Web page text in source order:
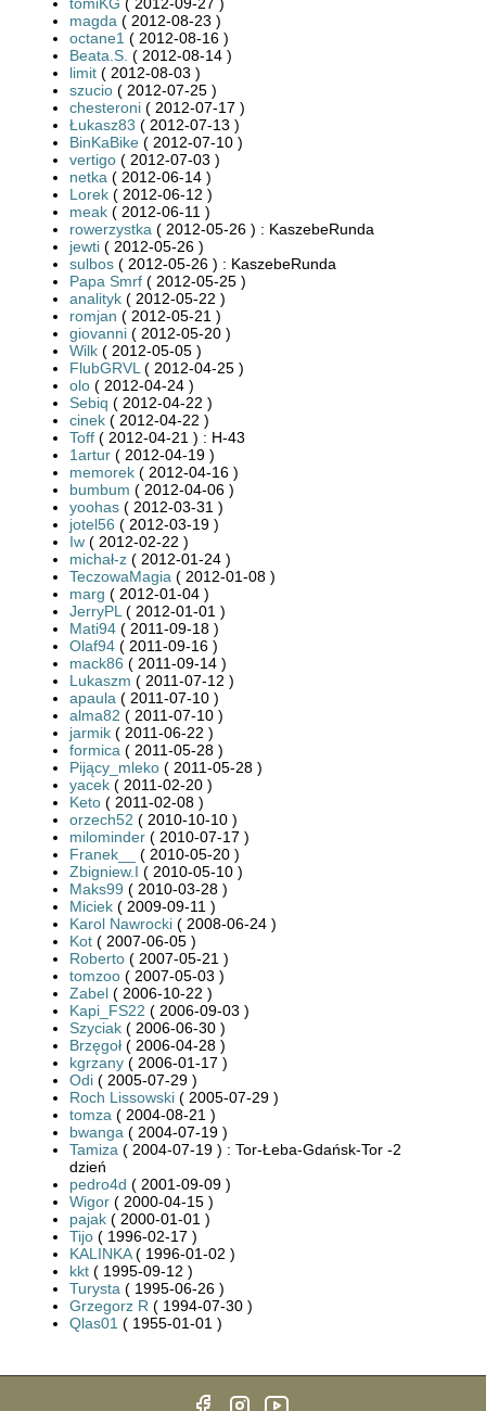
magda ( 2012-08-23 )
octane1 ( 2012-08-16 )
Beata.S. ( 2012-08-14 )
limit ( 2012-08-03 )
szucio ( 2012-07-25 )
chesteroni ( 2012-07-17 )
Łukasz83 ( 2012-07-13 )
BinKaBike ( 2012-07-10 )
vertigo ( 2012-07-03 )
netka ( 2012-06-14 )
Lorek ( 2012-06-12 )
meak ( 2012-06-11 )
rowerzystka ( 2012-05-26 ) : KaszebeRunda
jewti ( 2012-05-26 )
sulbos ( 2012-05-26 ) : KaszebeRunda
Papa Smrf ( 2012-05-25 )
analityk ( 2012-05-22 )
romjan ( 2012-05-21 )
giovanni ( 2012-05-20 )
Wilk ( 2012-05-05 )
FlubGRVL ( 2012-04-25 )
olo ( 2012-04-24 )
Sebiq ( 2012-04-22 )
cinek ( 2012-04-22 )
Toff ( 2012-04-21 ) : H-43
1artur ( 2012-04-19 )
memorek ( 2012-04-16 )
bumbum ( 2012-04-06 )
yoohas ( 2012-03-31 )
jotel56 ( 2012-03-19 )
Iw ( 2012-02-22 )
michał-z ( 2012-01-24 )
TeczowaMagia ( 2012-01-08 )
marg ( 2012-01-04 )
JerryPL ( 2012-01-01 )
Mati94 ( 2011-09-18 )
Olaf94 ( 2011-09-16 )
mack86 ( 2011-09-14 )
Lukaszm ( 2011-07-12 )
apaula ( 2011-07-10 )
alma82 ( 2011-07-10 )
jarmik ( 2011-06-22 )
formica ( 2011-05-28 )
Pijący_mleko ( 2011-05-28 )
yacek ( 2011-02-20 )
Keto ( 2011-02-08 )
orzech52 ( 2010-10-10 )
milominder ( 2010-07-17 )
Franek__
( 2010-05-20 )
Zbigniew.I ( 2010-05-10 )
Maks99 ( 2010-03-28 )
Miciek ( 2009-09-11 )
Karol Nawrocki ( 2008-06-24 )
Kot ( 2007-06-05 )
Roberto ( 2007-05-21 )
tomzoo ( 2007-05-03 )
Zabel ( 2006-10-22 )
Kapi_FS22 ( 2006-09-03 )
Szyciak ( 2006-06-30 )
Brzęgoł ( 2006-04-28 )
kgrzany ( 2006-01-17 )
Odi ( 2005-07-29 )
Roch Lissowski ( 2005-07-29 )
tomza ( 2004-08-21 )
bwanga ( 2004-07-19 )
Tamiza ( 2004-07-19 ) : Tor-Łeba-Gdańsk-Tor -2
dzień
pedro4d ( 2001-09-09 )
Wigor ( 2000-04-15 )
pajak ( 2000-01-01 )
Tijo ( 1996-02-17 )
KALINKA( 1996-01-02 )
kkt ( 1995-09-12 )
Turysta ( 1995-06-26 )
Grzegorz R ( 1994-07-30 )
Qlas01 ( 1955-01-01 )